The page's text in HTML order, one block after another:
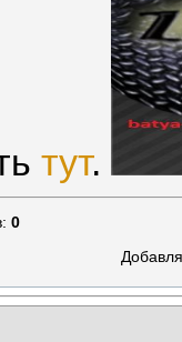
тут.
: 0